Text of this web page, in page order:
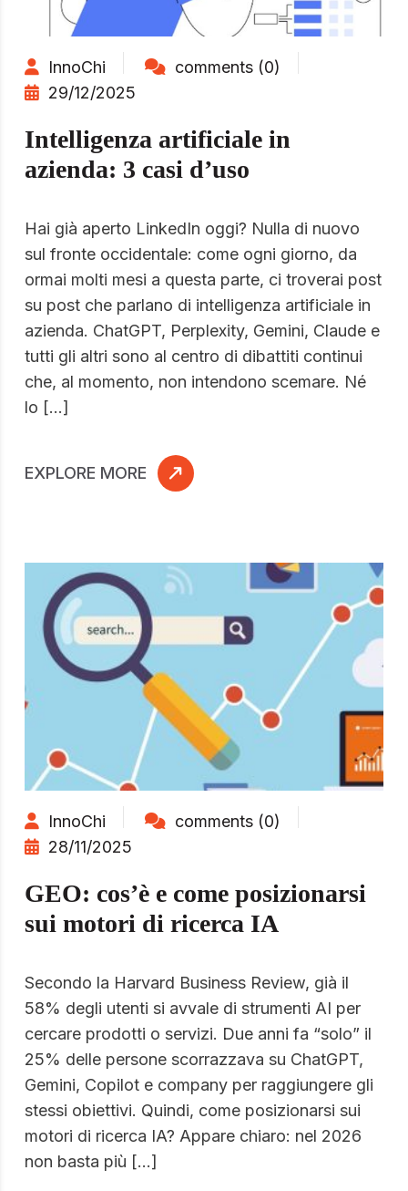
InnoChi
comments (0)
29/12/2025
Intelligenza artificiale in
azienda: 3 casi d’uso
Hai già aperto LinkedIn oggi? Nulla di nuovo
sul fronte occidentale: come ogni giorno, da
ormai molti mesi a questa parte, ci troverai post
su post che parlano di intelligenza artificiale in
azienda. ChatGPT, Perplexity, Gemini, Claude e
tutti gli altri sono al centro di dibattiti continui
che, al momento, non intendono scemare. Né
lo […]
EXPLORE MORE
InnoChi
comments (0)
28/11/2025
GEO: cos’è e come posizionarsi
sui motori di ricerca IA
Secondo la Harvard Business Review, già il
58% degli utenti si avvale di strumenti AI per
cercare prodotti o servizi. Due anni fa “solo” il
25% delle persone scorrazzava su ChatGPT,
Gemini, Copilot e company per raggiungere gli
stessi obiettivi. Quindi, come posizionarsi sui
motori di ricerca IA? Appare chiaro: nel 2026
non basta più […]